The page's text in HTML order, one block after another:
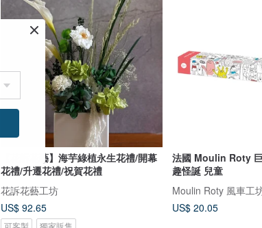
【花訴花藝】海芋綠植永生花禮/開幕
花禮/升遷花禮/祝賀花禮
花訴花藝工坊
US$ 92.65
法國 Moulin Roty
趣怪誕 兒童
Moulin Roty 風車工
US$ 20.05